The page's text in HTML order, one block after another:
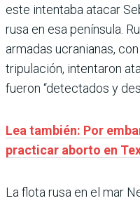
este intentaba atacar
rusa en esa península.
armadas ucranianas,
tripulación, intentaron
fueron “detectados y
Lea también: Por
practicar aborto en
La flota rusa en el mar